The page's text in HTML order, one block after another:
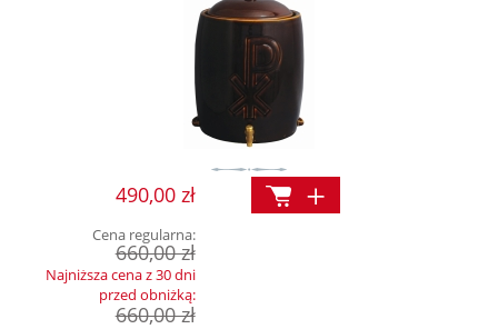
490,00 zł
Cena regularna:
660,00 zł
Najniższa cena z 30 dni
przed obniżką:
660,00 zł